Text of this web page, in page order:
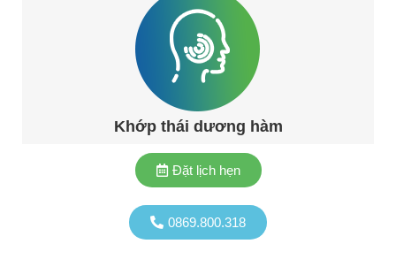
Khớp thái dương hàm
0869.800.318
Đặt lịch hẹn